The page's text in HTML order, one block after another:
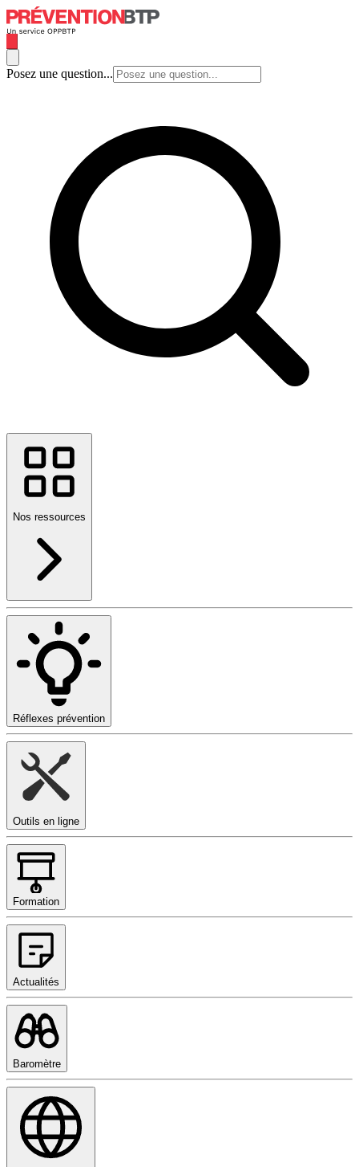
Posez une question...
Nos ressources
Réflexes prévention
Outils en ligne
Formation
Actualités
Baromètre